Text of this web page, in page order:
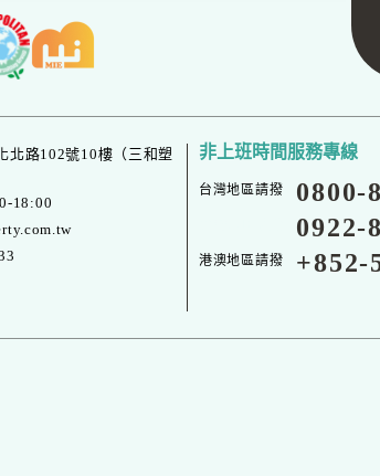
北路102號10樓（三和塑
18:00
非上班時間服務專線
台灣地區請撥 0800-
0922-
港澳地區請撥
+852-